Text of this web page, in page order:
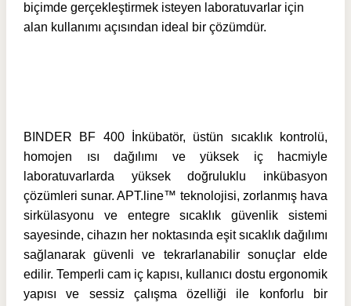
biçimde gerçekleştirmek isteyen laboratuvarlar için
alan kullanımı açısından ideal bir çözümdür.
BINDER BF 400 İnkübatör, üstün sıcaklık kontrolü,
homojen ısı dağılımı ve yüksek iç hacmiyle
laboratuvarlarda yüksek doğruluklu inkübasyon
çözümleri sunar. APT.line™ teknolojisi, zorlanmış hava
sirkülasyonu ve entegre sıcaklık güvenlik sistemi
sayesinde, cihazın her noktasında eşit sıcaklık dağılımı
sağlanarak güvenli ve tekrarlanabilir sonuçlar elde
edilir. Temperli cam iç kapısı, kullanıcı dostu ergonomik
yapısı ve sessiz çalışma özelliği ile konforlu bir